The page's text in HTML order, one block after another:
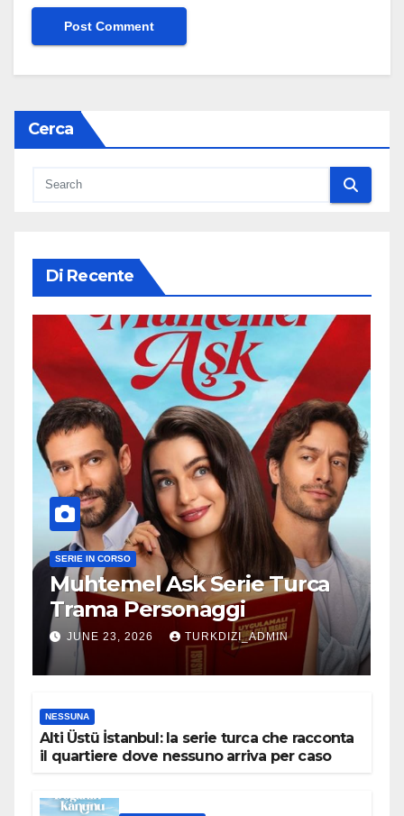
Cerca
Di Recente
SERIE IN CORSO
Muhtemel Ask Serie Turca
Trama Personaggi
JUNE 23, 2026 TURKDIZI_ADMIN
NESSUNA
Alti Üstü İstanbul: la serie turca che racconta
il quartiere dove nessuno arriva per caso